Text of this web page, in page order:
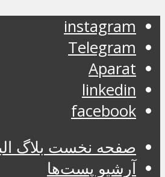
instagram
Telegram
Aparat
linkedin
facebook
صفحه نخست بلاگ
آرشیو پست‌ها